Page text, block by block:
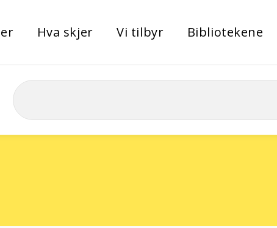
Hva skjer Vi tilbyr Bibliotekene